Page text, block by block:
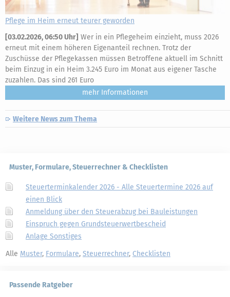
Pflege im Heim erneut teurer geworden
[03.02.2026, 06:50 Uhr] Wer in ein Pflegeheim einzieht, muss 2026
erneut mit einem höheren Eigenanteil rechnen. Trotz der
Zuschüsse der Pflegekassen müssen Betroffene aktuell im Schnitt
beim Einzug in ein Heim 3.245 Euro im Monat aus eigener Tasche
zuzahlen. Das sind 261 Euro
mehr
Weitere News zum Thema
Muster, Formulare, Steuerrechner & Checklisten
Steuerterminkalender 2026 - Alle Steuertermine 2026 auf
einen Blick
Anmeldung über den Steuerabzug bei Bauleistungen
Einspruch gegen Grundsteuerwertbescheid
Anlage Sonstiges
Alle Muster, Formulare, Steuerrechner, Checklisten
Passende Ratgeber